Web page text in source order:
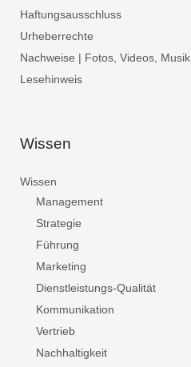
Haftungsausschluss
Urheberrechte
Nachweise | Fotos, Videos, Musik
Lesehinweis
Wissen
Wissen
Management
Strategie
Führung
Marketing
Dienstleistungs-Qualität
Kommunikation
Vertrieb
Nachhaltigkeit